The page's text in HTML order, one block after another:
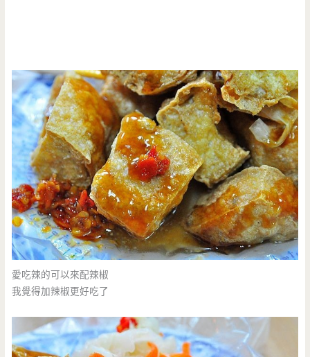
愛吃辣的可以來配辣椒
我覺得加辣椒更好吃了